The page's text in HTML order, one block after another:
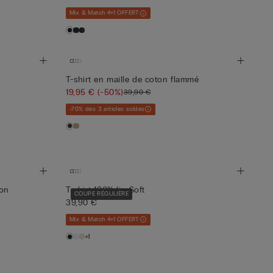
Mix & Match 4+1 OFFERT
T-shirt en maille de coton flammé
19,95 €(-50%)39,90 €
-70% dès 3 articles soldés
COUPE RÉGULIÈRE
T-shirt 100% lin Soft
39,90 €
Mix & Match 4+1 OFFERT
+1